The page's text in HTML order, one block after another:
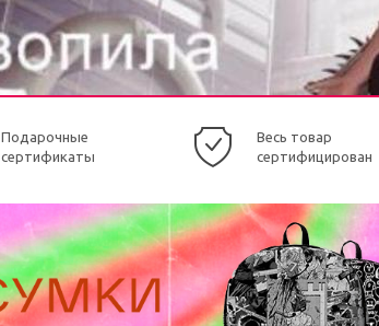
Подарочные
сертификаты
Весь товар
сертифицирован